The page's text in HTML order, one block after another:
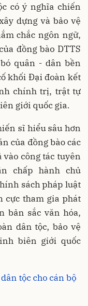
có ý nghĩa chiến
dựng và bảo vệ
chắc ngôn ngữ,
đồng bào DTTS
quân - dân bền
khối Đại đoàn kết
chính trị, trật tự
giới quốc gia.
sĩ hiểu sâu hơn
của đồng bào các
công tác tuyên
chấp hành chủ
sách pháp luật
cực tham gia phát
bản sắc văn hóa,
dân tộc, bảo vệ
biên giới quốc
tộc cho cán bộ